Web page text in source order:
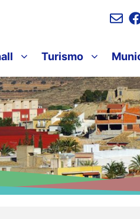
Turismo